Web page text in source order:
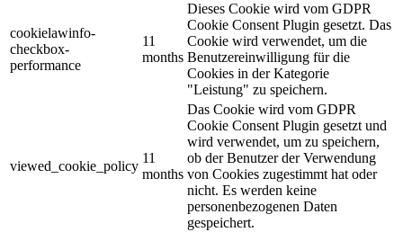
cookielawinfo-
checkbox-
performance
11
months
Dieses Cookie wird vom GDPR
Cookie Consent Plugin gesetzt. Das
Cookie wird verwendet, um die
Benutzereinwilligung für die
Cookies in der Kategorie
"Leistung" zu speichern.
viewed_cookie_policy
11
months
Das Cookie wird vom GDPR
Cookie Consent Plugin gesetzt und
wird verwendet, um zu speichern,
ob der Benutzer der Verwendung
von Cookies zugestimmt hat oder
nicht. Es werden keine
personenbezogenen Daten
gespeichert.